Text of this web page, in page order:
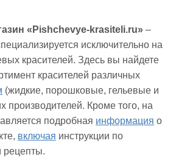
«Pishchevye-krasiteli.ru» –
исключительно на
красителей. Здесь вы найдете
красителей различных
(жидкие, порошковые, гельевые и
производителей. Кроме того, на
подробная информация о
включая инструкции по
рецепты.